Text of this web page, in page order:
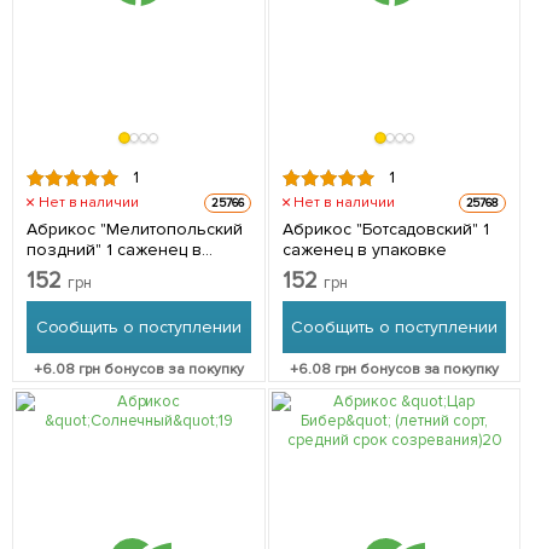
1
Нет в наличии 25766
Абрикос "Мелитопольский
поздний" 1 саженец в
упаковке
152 грн
Сообщить о поступлении
+6.08 грн бонусов за покупку
1
Нет в наличии 25768
Абрикос "Ботсадовский" 1
саженец в упаковке
152 грн
Сообщить о поступлении
+6.08грн бонусов за покупку